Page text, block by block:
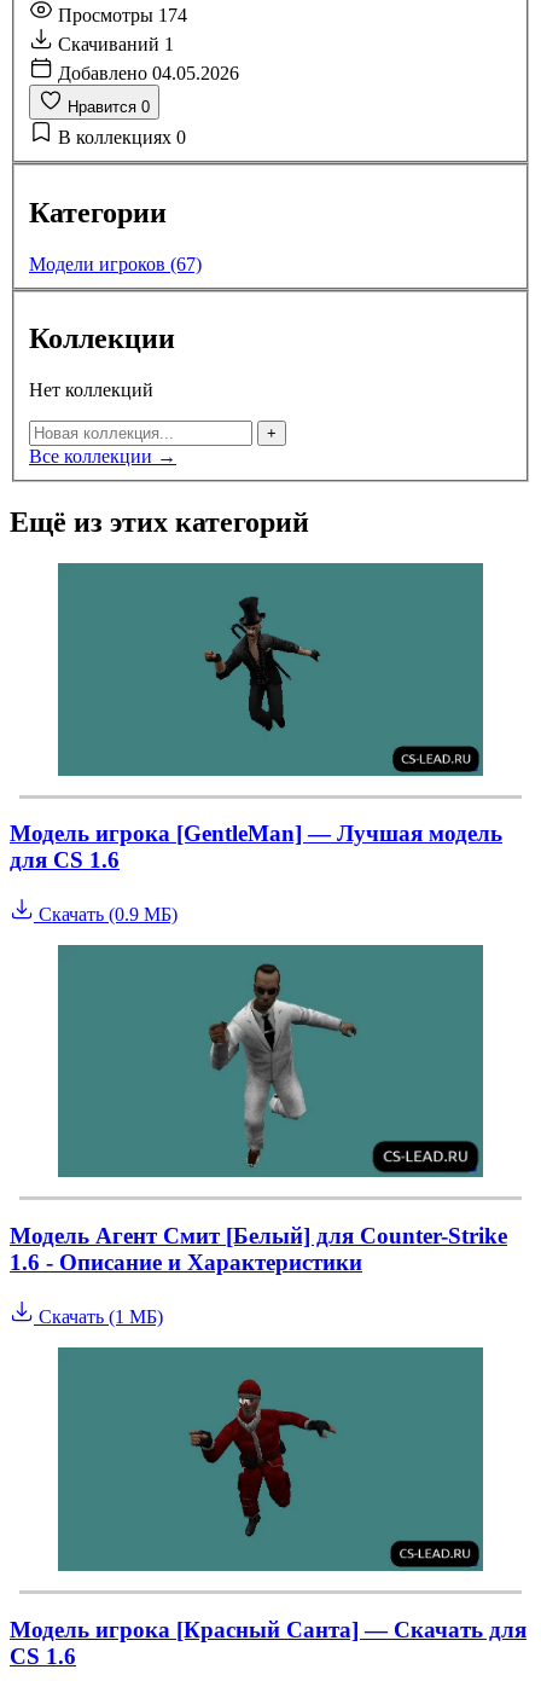
Просмотры 174
Скачиваний 1
Добавлено 04.05.2026
Нравится 0
В коллекциях 0
Категории
Модели игроков (67)
Коллекции
Нет коллекций
+
Все коллекции →
Ещё из этих категорий
Модель игрока [GentleMan] — Лучшая модель
для CS 1.6
Скачать (0.9 МБ)
Модель Агент Смит [Белый] для Counter-Strike
1.6 - Описание и Характеристики
Скачать (1 МБ)
Модель игрока [Красный Санта] — Скачать для
CS 1.6